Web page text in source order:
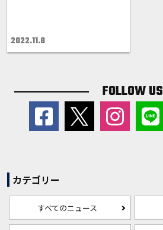
2022.11.8
FOLLOW US
カテゴリー
すべてのニュース